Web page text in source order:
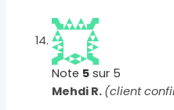
Note 5 sur 5
Mehdi R. (client